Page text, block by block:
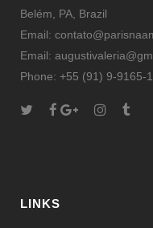
Belém, PA, Brazil
Email:
Email:
Phone: +55 (91) 9-9165-
LINKS